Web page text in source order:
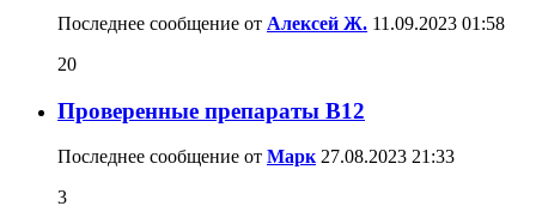
Последнее сообщение от Алексей Ж. 11.09.2023 01:58
20
Проверенные препараты В12
Последнее сообщение от Марк 27.08.2023 21:33
3